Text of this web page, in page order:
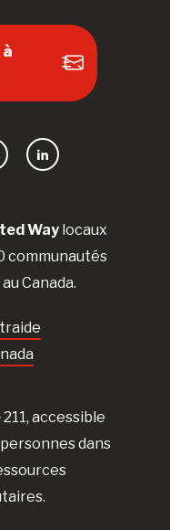
Waylocaux
communautés
Canada.
211, accessible
dans
LinkedIn